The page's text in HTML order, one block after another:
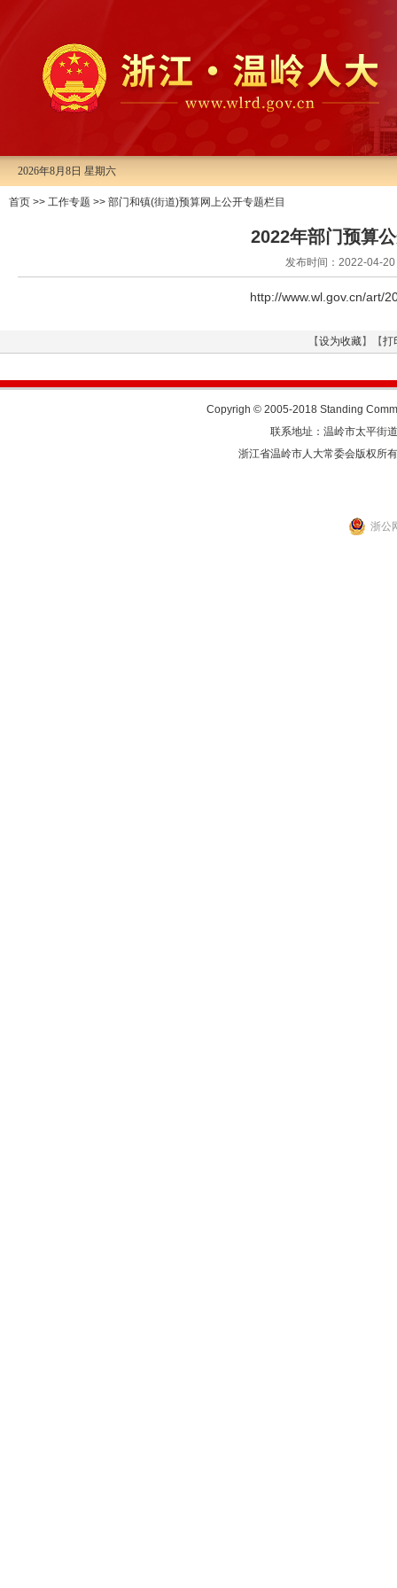
2026年8月8日 星期六
首页 >> 工作专题 >> 部门和镇(街道)预算网上公开专题栏目
2022年部门预算
发布时间：2022-04-
http://www.wl.gov.cn/art/
【设为收藏】【打
Copyrigh © 2005-2018 Standing
联系地址：温岭市太平
浙江省温岭市人大常委会版权所
浙公